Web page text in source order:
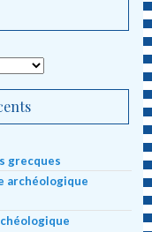
grecques
archéologique